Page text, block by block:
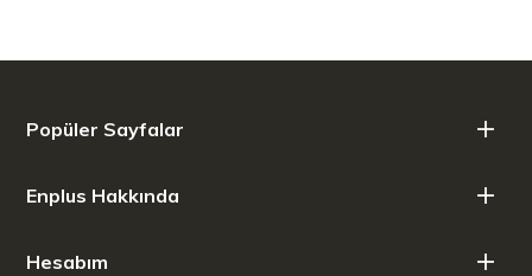
Popüler Sayfalar
Enplus Hakkında
Hesabım